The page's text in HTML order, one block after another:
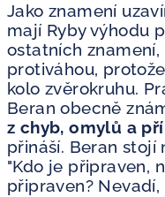
Jako znamení
mají Ryby výhodu
ostatních
protiváhou,
kolo zvěrokruhu.
Beran obecně
z chyb, omylů a
přináší. Beran stojí
"Kdo je připraven,
připraven?